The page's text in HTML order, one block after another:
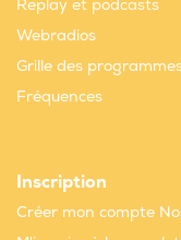
Replay et podcasts
Webradios
Grille des
Fréquences
Inscription
Créer mon compte